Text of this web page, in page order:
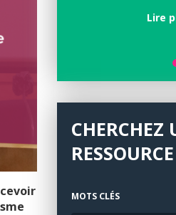
distinction «
être des
Lire
CHERCHEZ
RESSOURCE
MOTS CLÉS